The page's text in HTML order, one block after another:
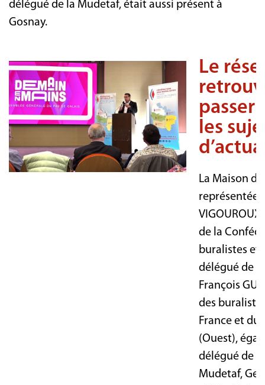
délégué de la Mudetaf, était aussi présent à
Gosnay.
Le
passer
les
La Maison
représentée
de la
buralistes et
délégué de
François
des
France et du
(Ouest),
délégué de la
Mudetaf,